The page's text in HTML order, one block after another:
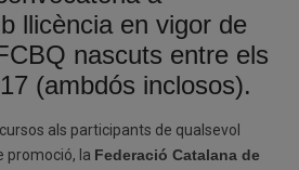
llicència en vigor de
nascuts entre els
(ambdós inclosos).
als participants de qualsevol
promoció, la Federació Catalana de